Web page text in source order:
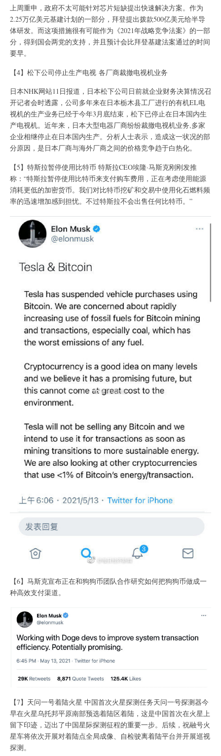
上周重申，政府不太可能针对芯片短缺提出快速解决方案。作为
2.25万亿美元基建计划的一部分，拜登提出拨款500亿美元给半导
体研发。而这项措施很有可能作为《2021年战略竞争法案》的一部
分，得到国会两党的支持，并且预计会比拜登基建法案通过的时间
要早。
【4】松下公司停止生产电视 各厂商裁撤电视机业务
日本NHK网站11日报道，日本松下公司日前就企业财务决算情况召
开记者会时透露，公司多年来在日本栃木县工厂进行的有机EL电
视机的生产业务已经于今年3月底结束，松下已停止在日本国内生
产电视机。近年来，日本大型电器厂商纷纷裁撤电视机业务,多家
企业相继停止在日本国内生产。分析人士表示，造成这一状况的部
分原因，是日本厂商与海外厂商之间的价格竞争趋于白热化。
【5】特斯拉暂停使用比特币 特斯拉CEO埃隆·马斯克刚刚发推
称：“特斯拉暂停使用比特币来支付购车费用，正在考虑使用能源
消耗更低的加密货币。我们对比特币挖矿和交易中使用化石燃料频
率的迅速增加感到担忧。不过特斯拉不会出售任何比特币。”
【6】马斯克宣布正在和狗狗币团队合作研究如何把狗狗币做成一
种高效支付渠道。
【7】天问一号着陆火星 中国首次火星探测任务天问一号探测器今
早在火星乌托邦平原南部预选着陆区着陆，这是中国首次在火星上
留下印迹，迈出了中国星际探测征程的重要一步。后续，祝融号火
星车将依次开展对着陆点全局成像、自检驶离着陆平台并开展巡视
探测。